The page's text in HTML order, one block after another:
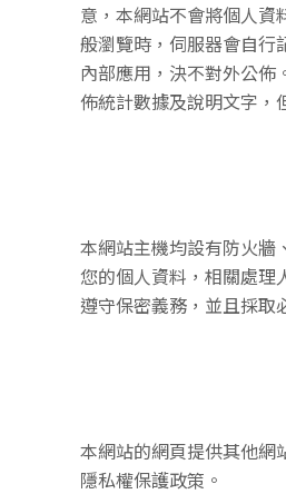
意，本網站不會將個人資
般瀏覽時，伺服器會自行
內部應用，決不對外公佈
佈統計數據及說明文字，
本網站主機均設有防火牆
您的個人資料，相關處理
遵守保密義務，並且採取
本網站的網頁提供其他網
隱私權保護政策。